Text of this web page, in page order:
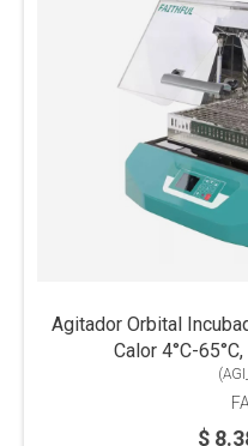
Agitador Orbital
Calor 4°C-
(
$